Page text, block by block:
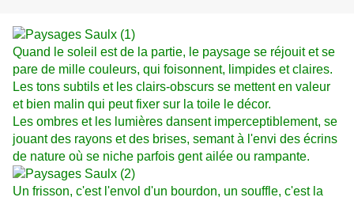
Quand le soleil est de la partie, le paysage se réjouit et se
pare de mille couleurs, qui foisonnent, limpides et claires.
Les tons subtils et les clairs-obscurs se mettent en valeur
et bien malin qui peut fixer sur la toile le décor.
Les ombres et les lumières dansent imperceptiblement, se
jouant des rayons et des brises, semant à l'envi des écrins
de nature où se niche parfois gent ailée ou rampante.
Un frisson, c'est l'envol d'un bourdon, un souffle, c'est la